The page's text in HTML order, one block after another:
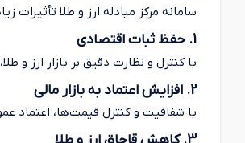
سامانه مرکز مبادله ارز و طلا تأثیرات
1. حفظ ثبات اقتصادی
با کنترل و نظارت دقیق بر بازار ارز و
2. افزایش اعتماد به بازار مالی
با شفافیت و کنترل قیمت‌ها، اعتماد